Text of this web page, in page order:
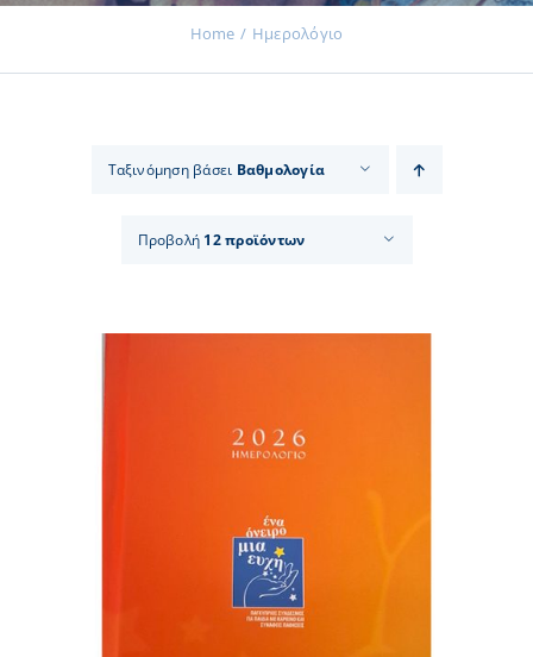
Home Ημερολόγιο
Ταξινόμηση βάσει Βαθμολογία
Προβολή 12 προϊόντων